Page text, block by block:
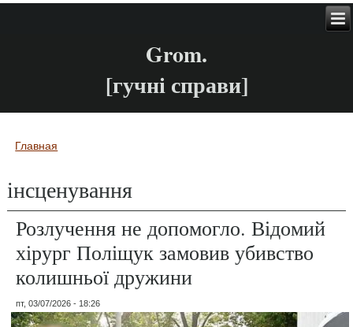
Grom.
[гучні справи]
Вы здесь
Главная
інсценування
Розлучення не допомогло. Відомий
хірург Поліщук замовив убивство
колишньої дружини
пт, 03/07/2026 - 18:26